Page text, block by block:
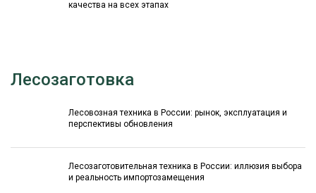
качества на всех этапах
Лесозаготовка
Лесовозная техника в России: рынок, эксплуатация и
перспективы обновления
Лесозаготовительная техника в России: иллюзия выбора
и реальность импортозамещения